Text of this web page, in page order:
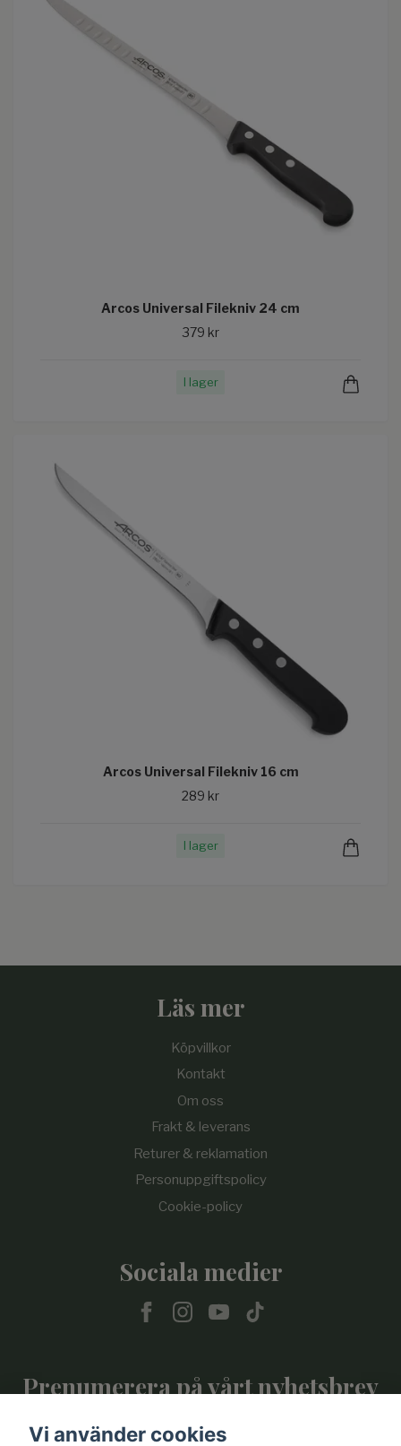
Arcos Universal Filekniv 24 cm
379 kr
I lager
Arcos Universal Filekniv 16 cm
289 kr
I lager
Läs mer
Köpvillkor
Kontakt
Om oss
Frakt & leverans
Returer & reklamation
Personuppgiftspolicy
Cookie-policy
Sociala medier
Prenumerera på vårt nyhetsbrev
Vi använder cookies